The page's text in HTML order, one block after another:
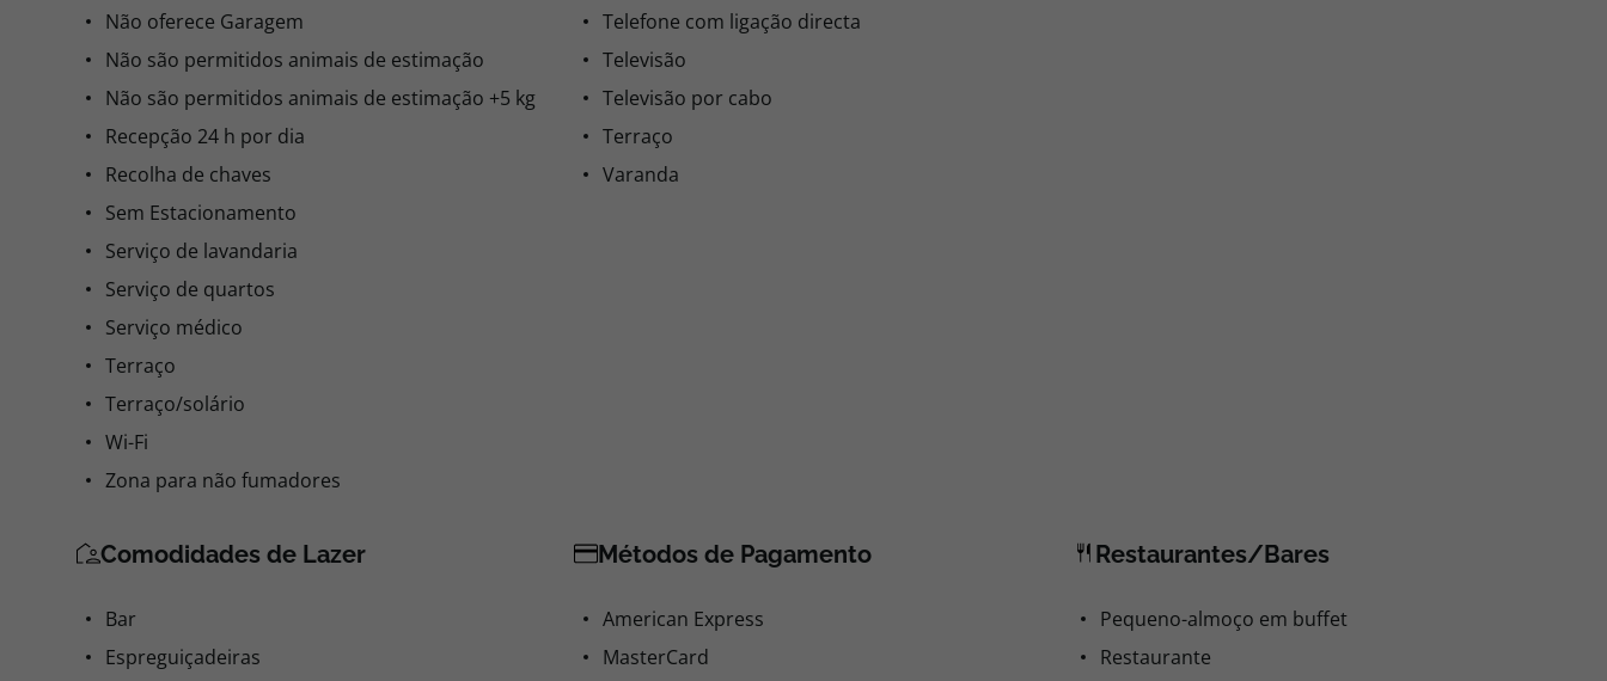
Não oferece Garagem
Não são permitidos animais de estimação
Não são permitidos animais de estimação +5 kg
Recepção 24 h por dia
Recolha de chaves
Sem Estacionamento
Serviço de lavandaria
Serviço de quartos
Serviço médico
Terraço
Terraço/solário
Wi-Fi
Zona para não fumadores
Telefone com ligação directa
Televisão
Televisão por cabo
Terraço
Varanda
Comodidades de Lazer
Bar
Espreguiçadeiras
Métodos de Pagamento
American Express
MasterCard
Restaurantes/Bares
Pequeno-almoço em buffet
Restaurante